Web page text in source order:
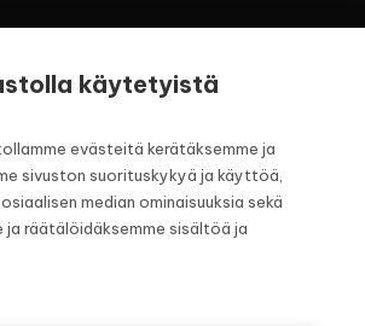
käytetyistä
evästeitä kerätäksemme ja
sivuston suorituskykyä ja käyttöä,
median ominaisuuksia sekä
ja räätälöidäksemme sisältöä ja